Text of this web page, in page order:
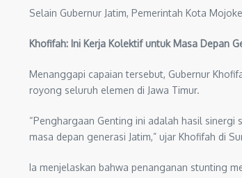
Selain Gubernur Jatim, Pemerintah Kota
Khofifah: Ini Kerja Kolektif untuk Masa Depan
Menanggapi capaian tersebut, Gubernur
royong seluruh elemen di Jawa Timur.
“Penghargaan Genting ini adalah hasil sinergi
masa depan generasi Jatim,” ujar Khofifah di
Ia menjelaskan bahwa penanganan stunting